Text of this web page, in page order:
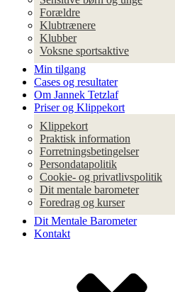
Forældre
Klubtrænere
Klubber
Voksne sportsaktive
Min tilgang
Cases og resultater
Om Jannek Tetzlaf
Priser og Klippekort
Klippekort
Praktisk information
Forretningsbetingelser
Persondatapolitik
Cookie- og privatlivspolitik
Dit mentale barometer
Foredrag og kurser
Dit Mentale Barometer
Kontakt